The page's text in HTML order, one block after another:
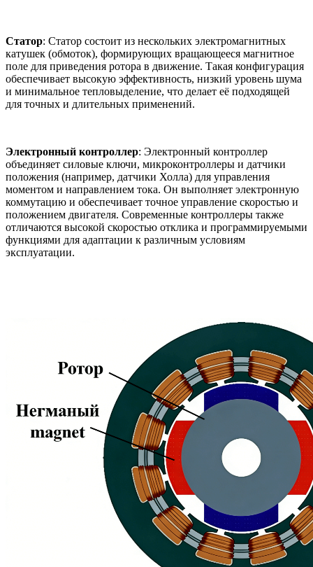
Статор: Статор состоит из нескольких электромагнитных
катушек (обмоток), формирующих вращающееся магнитное
поле для приведения ротора в движение. Такая конфигурация
обеспечивает высокую эффективность, низкий уровень шума
и минимальное тепловыделение, что делает её подходящей
для точных и длительных применений.
Электронный контроллер: Электронный контроллер
объединяет силовые ключи, микроконтроллеры и датчики
положения (например, датчики Холла) для управления
моментом и направлением тока. Он выполняет электронную
коммутацию и обеспечивает точное управление скоростью и
положением двигателя. Современные контроллеры также
отличаются высокой скоростью отклика и программируемыми
функциями для адаптации к различным условиям
эксплуатации.